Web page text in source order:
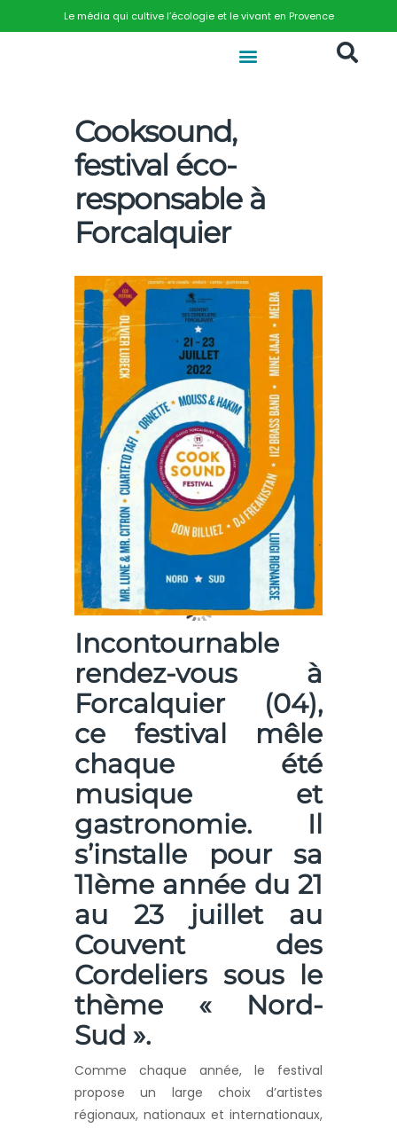
Le média qui cultive l’écologie et le vivant en Provence
Cooksound,
festival éco-
responsable à
Forcalquier
Incontournable
rendez-vous à
Forcalquier (04),
ce festival mêle
chaque été
musique et
gastronomie. Il
s’installe pour sa
11ème année du 21
au 23 juillet au
Couvent des
Cordeliers sous le
thème « Nord-
Sud ».
Comme chaque année, le festival
propose un large choix d’artistes
régionaux, nationaux et internationaux,